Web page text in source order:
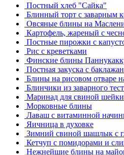
Постный хлеб "Сайка"
Блинный торт с заварным
Овсяные блины на
Картофель, жареный с
Постные пирожки с
Рис с креветками
Финские блины
Постная закуска с
Блины на рисовом отваре
Блинчики из заварного
Маринад для свиной шейки
Морковные блины
Лаваш с витаминной
Яичница в духовке
Зимний свиной шашлык с
Кетчуп с помидорами и
Нежнейшие блины на